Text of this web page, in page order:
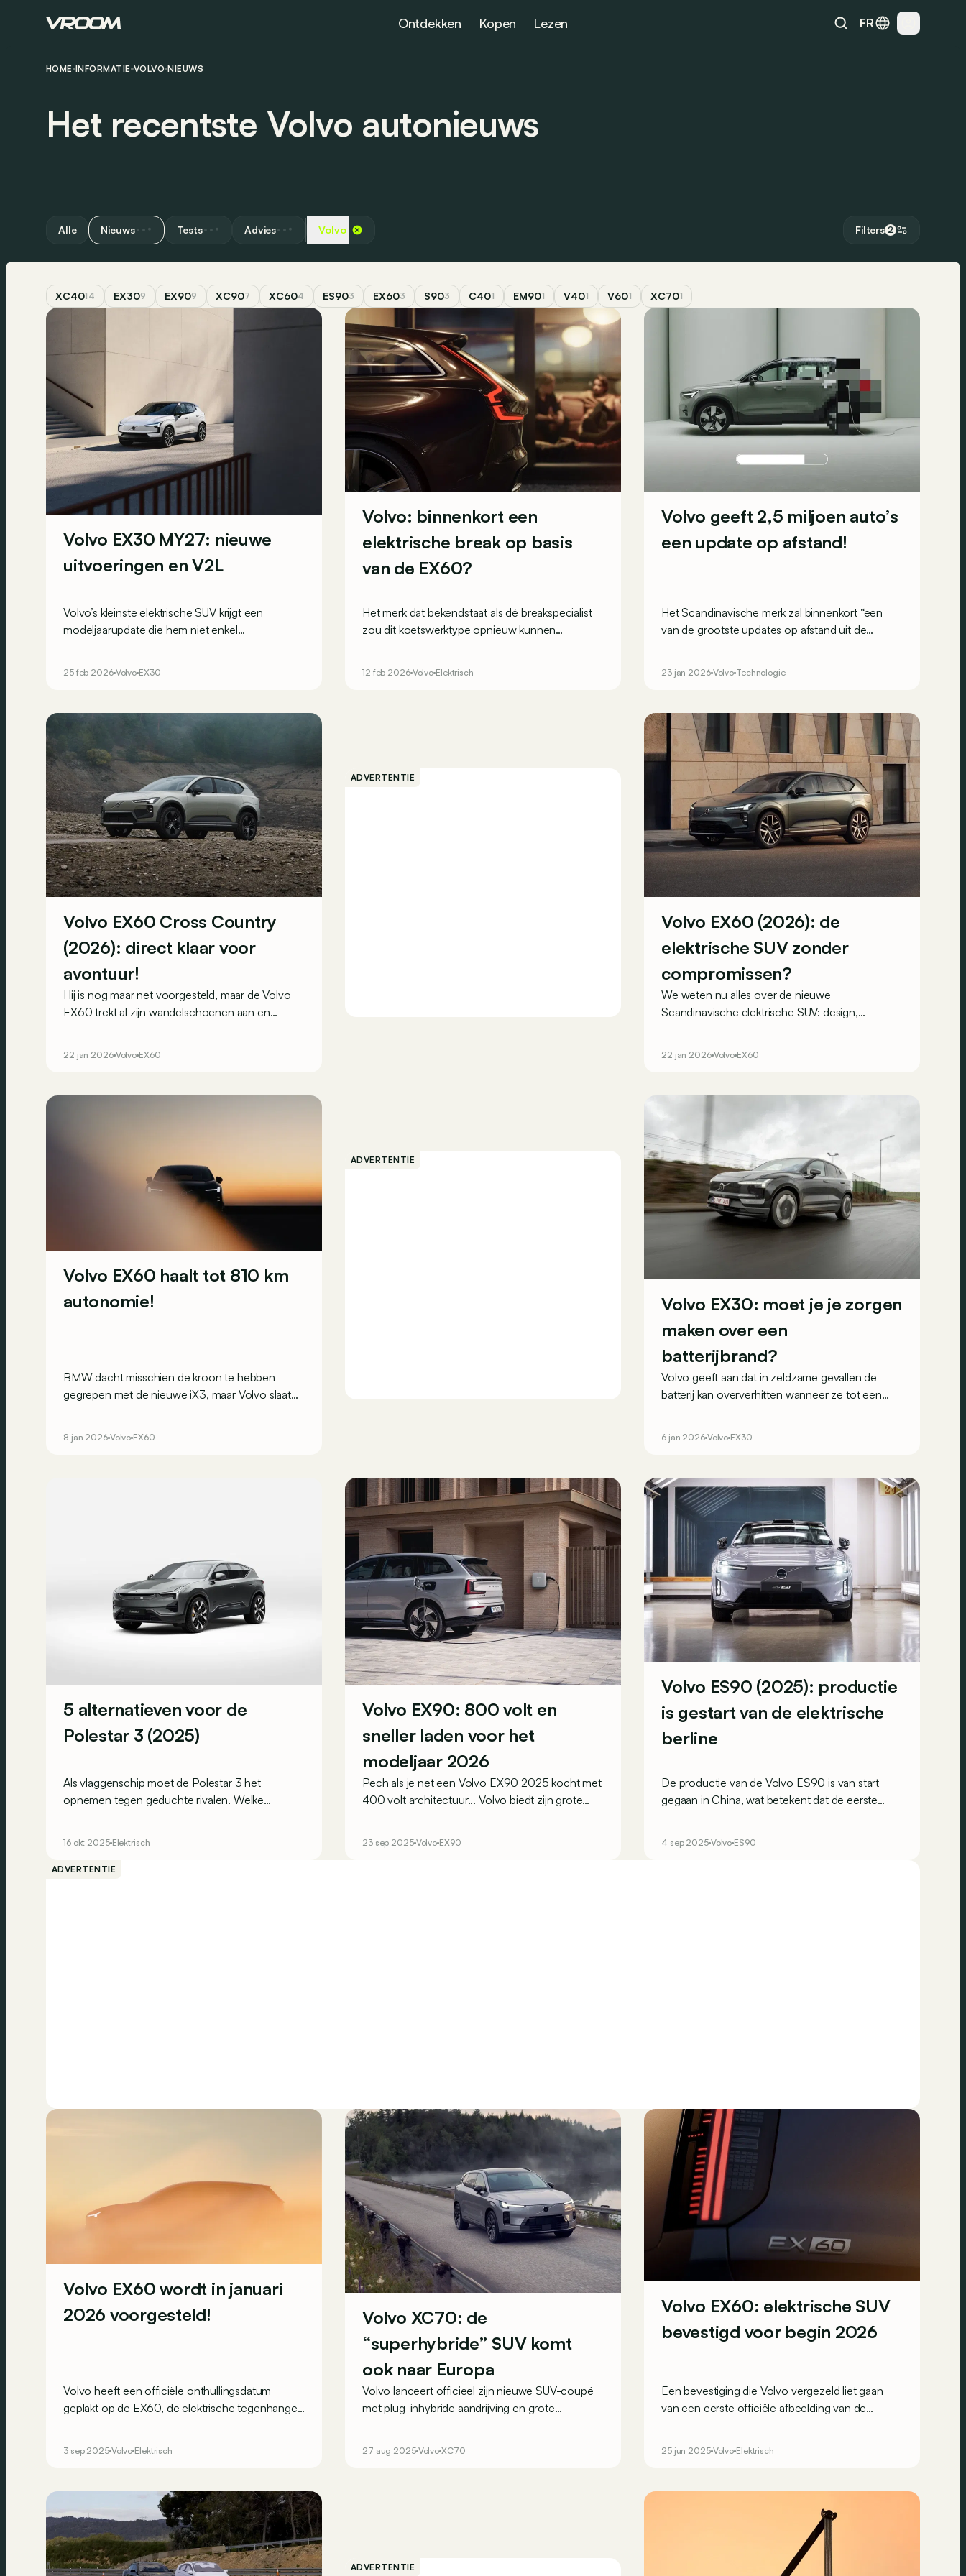
Ontdekken Kopen Lezen FR
HOME INFORMATIE VOLVO NIEUWS
Het recentste Volvo autonieuws
Alle Nieuws Tests Advies Volvo Filters 2
XC4014 EX309 EX909 XC907 XC604 ES903 EX603 S903 C401 EM901 V401 V601 XC701
Volvo EX30 MY27: nieuwe
uitvoeringen en V2L
Volvo’s kleinste elektrische SUV krijgt een
modeljaarupdate die hem niet enkel
25 feb 2026 Volvo EX30
Volvo: binnenkort een
elektrische break op basis
van de EX60?
Het merk dat bekendstaat als dé breakspecialist
zou dit koetswerktype opnieuw kunnen
12 feb 2026 Volvo Elektrisch
Volvo geeft 2,5 miljoen auto’s
een update op afstand!
Het Scandinavische merk zal binnenkort “een
van de grootste updates op afstand uit de
23 jan 2026 Volvo Technologie
Volvo EX60 Cross Country
(2026): direct klaar voor
avontuur!
Hij is nog maar net voorgesteld, maar de Volvo
EX60 trekt al zijn wandelschoenen aan en
22 jan 2026 Volvo EX60
ADVERTENTIE
Volvo EX60 (2026): de
elektrische SUV zonder
compromissen?
We weten nu alles over de nieuwe
Scandinavische elektrische SUV: design,
22 jan 2026 Volvo EX60
Volvo EX60 haalt tot 810 km
autonomie!
BMW dacht misschien de kroon te hebben
gegrepen met de nieuwe iX3, maar Volvo slaat
snel weer moet kunnen recupereren aan de
8 jan 2026 Volvo EX60
ADVERTENTIE
Volvo EX30: moet je je zorgen
maken over een
batterijbrand?
Volvo geeft aan dat in zeldzame gevallen de
batterij kan oververhitten wanneer ze tot een
6 jan 2026 Volvo EX30
5 alternatieven voor de
Polestar 3 (2025)
Als vlaggenschip moet de Polestar 3 het
opnemen tegen geduchte rivalen. Welke
16 okt 2025 Elektrisch
Volvo EX90: 800 volt en
sneller laden voor het
modeljaar 2026
Pech als je net een Volvo EX90 2025 kocht met
400 volt architectuur... Volvo biedt zijn grote
23 sep 2025 Volvo EX90
Volvo ES90 (2025): productie
is gestart van de elektrische
berline
De productie van de Volvo ES90 is van start
gegaan in China, wat betekent dat de eerste
4 sep 2025 Volvo ES90
ADVERTENTIE
Volvo EX60 wordt in januari
2026 voorgesteld!
Volvo heeft een officiële onthullingsdatum
geplakt op de EX60, de elektrische tegenhanger
3 sep 2025 Volvo Elektrisch
Volvo XC70: de
“superhybride” SUV komt
ook naar Europa
Volvo lanceert officieel zijn nieuwe SUV-coupé
met plug-inhybride aandrijving en grote
ook naar Europa!
27 aug 2025 Volvo XC70
Volvo EX60: elektrische SUV
bevestigd voor begin 2026
Een bevestiging die Volvo vergezeld liet gaan
van een eerste officiële afbeelding van de
25 jun 2025 Volvo Elektrisch
ADVERTENTIE